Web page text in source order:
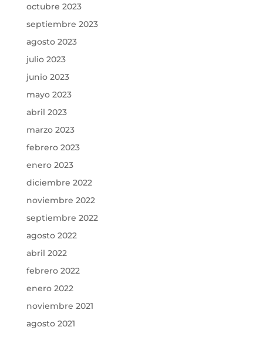
octubre 2023
septiembre 2023
agosto 2023
julio 2023
junio 2023
mayo 2023
abril 2023
marzo 2023
febrero 2023
enero 2023
diciembre 2022
noviembre 2022
septiembre 2022
agosto 2022
abril 2022
febrero 2022
enero 2022
noviembre 2021
agosto 2021